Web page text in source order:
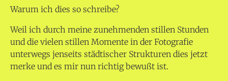
Warum ich dies so schreibe?
Weil ich durch meine zunehmenden stillen Stunden
und die vielen stillen Momente in der Fotografie
unterwegs jenseits städtischer Strukturen dies jetzt
merke und es mir nun richtig bewußt ist.